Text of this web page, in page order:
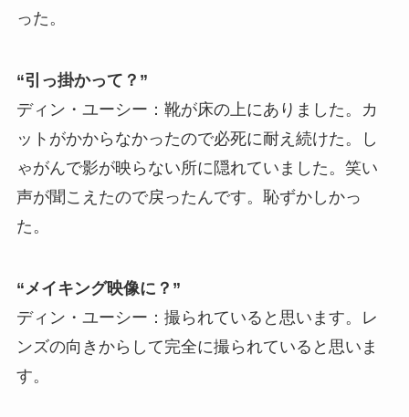
った。
“引っ掛かって？”
ディン・ユーシー：靴が床の上にありました。カ
ットがかからなかったので必死に耐え続けた。し
ゃがんで影が映らない所に隠れていました。笑い
声が聞こえたので戻ったんです。恥ずかしかっ
た。
“メイキング映像に？”
ディン・ユーシー：撮られていると思います。レ
ンズの向きからして完全に撮られていると思いま
す。